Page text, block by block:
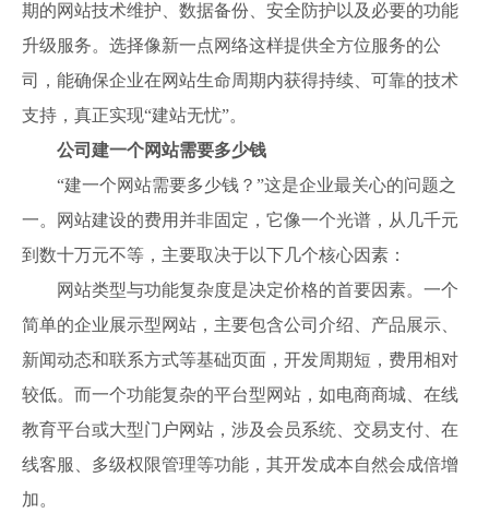
期的网站技术维护、数据备份、安全防护以及必要的功能
升级服务。选择像新一点网络这样提供全方位服务的公
司，能确保企业在网站生命周期内获得持续、可靠的技术
支持，真正实现“建站无忧”。
公司建一个网站需要多少钱
“建一个网站需要多少钱？”这是企业最关心的问题之
一。网站建设的费用并非固定，它像一个光谱，从几千元
到数十万元不等，主要取决于以下几个核心因素：
网站类型与功能复杂度是决定价格的首要因素。一个
简单的企业展示型网站，主要包含公司介绍、产品展示、
新闻动态和联系方式等基础页面，开发周期短，费用相对
较低。而一个功能复杂的平台型网站，如电商商城、在线
教育平台或大型门户网站，涉及会员系统、交易支付、在
线客服、多级权限管理等功能，其开发成本自然会成倍增
加。